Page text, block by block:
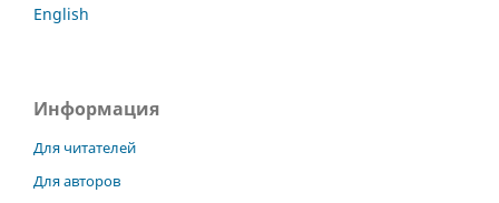
English
Информация
Для читателей
Для авторов